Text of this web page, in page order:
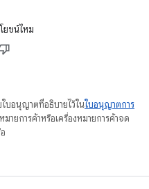
ยชน์ไหม
บอนุญาตที่อธิบายไว้ในใบอนุญาตการ
ายการค้าหรือเครื่องหมายการค้าจด